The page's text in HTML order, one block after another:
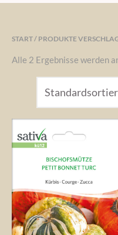
START/ PRODUKTE
Alle 2 Ergebnisse werden